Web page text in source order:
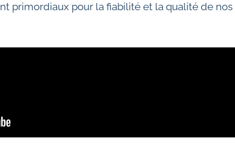
primordiaux pour la fiabilité et la qualité de nos